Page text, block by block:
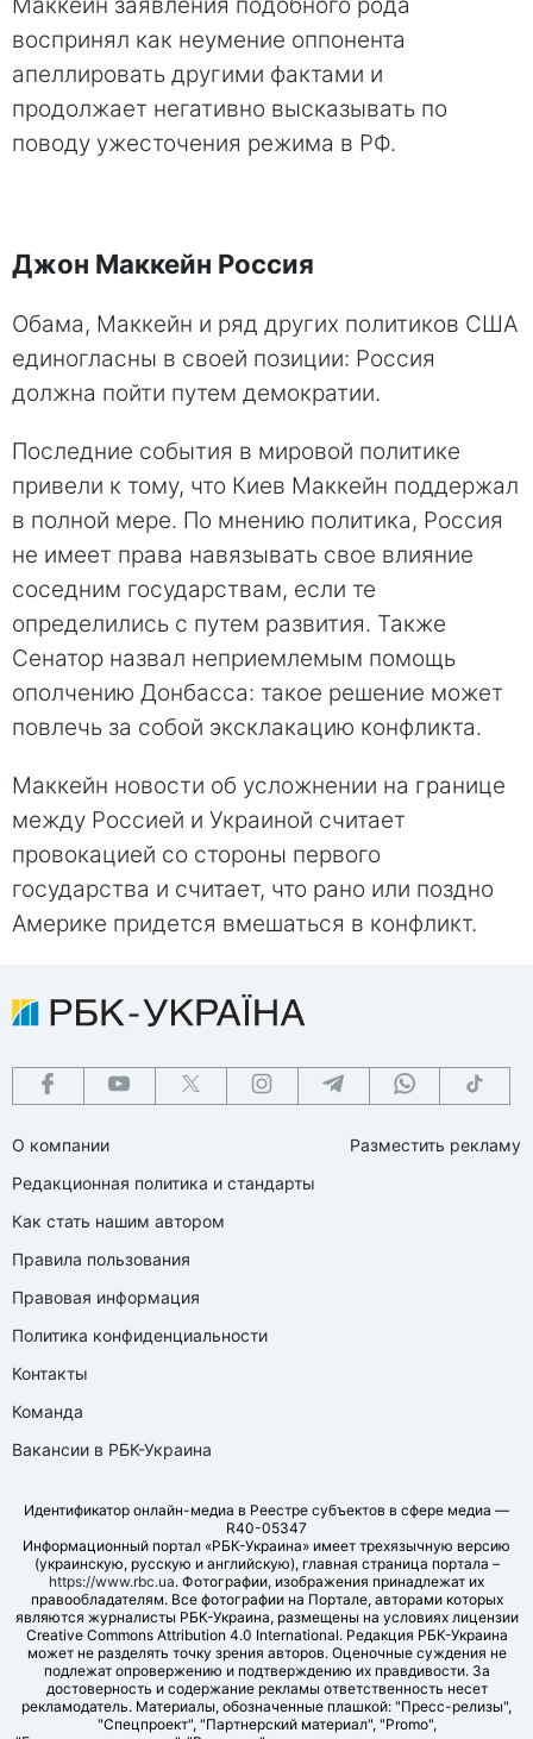
Маккейн заявления подобного рода
воспринял как неумение оппонента
апеллировать другими фактами и
продолжает негативно высказывать по
поводу ужесточения режима в РФ.
Джон Маккейн Россия
Обама, Маккейн и ряд других политиков США
единогласны в своей позиции: Россия
должна пойти путем демократии.
Последние события в мировой политике
привели к тому, что Киев Маккейн поддержал
в полной мере. По мнению политика, Россия
не имеет права навязывать свое влияние
соседним государствам, если те
определились с путем развития. Также
Сенатор назвал неприемлемым помощь
ополчению Донбасса: такое решение может
повлечь за собой эксклакацию конфликта.
Маккейн новости об усложнении на границе
между Россией и Украиной считает
провокацией со стороны первого
государства и считает, что рано или поздно
Америке придется вмешаться в конфликт.
О компании
Редакционная политика и стандарты
Как стать нашим автором
Правила пользования
Правовая информация
Политика конфиденциальности
Контакты
Команда
Вакансии в РБК-Украина
Разместить рекламу
Идентификатор онлайн-медиа в Реестре субъектов в сфере медиа —
R40-05347
Информационный портал «РБК-Украина» имеет трехязычную версию
(украинскую, русскую и английскую), главная страница портала –
https://www.rbc.ua. Фотографии, изображения принадлежат их
правообладателям. Все фотографии на Портале, авторами которых
являются журналисты РБК-Украина, размещены на условиях лицензии
Creative Commons Attribution 4.0 International. Редакция РБК-Украина
может не разделять точку зрения авторов. Оценочные суждения не
подлежат опровержению и подтверждению их правдивости. За
достоверность и содержание рекламы ответственность несет
рекламодатель. Материалы, обозначенные плашкой: "Пресс-релизы",
"Спецпроект", "Партнерский материал", "Promo",